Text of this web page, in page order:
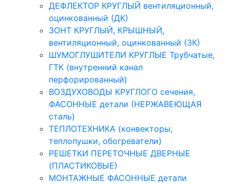
ДЕФЛЕКТОР КРУГЛЫЙ вентиляционный,
оцинкованный (ДК)
ЗОНТ КРУГЛЫЙ, КРЫШНЫЙ,
вентиляционный, оцинкованный (ЗК)
ШУМОГЛУШИТЕЛИ КРУГЛЫЕ Трубчатые,
ГТК (внутренний канал
перфорированный)
ВОЗДУХОВОДЫ КРУГЛОГО сечения,
ФАСОННЫЕ детали (НЕРЖАВЕЮЩАЯ
сталь)
ТЕПЛОТЕХНИКА (конвекторы,
теплопушки, обогреватели)
РЕШЕТКИ ПЕРЕТОЧНЫЕ ДВЕРНЫЕ
(ПЛАСТИКОВЫЕ)
МОНТАЖНЫЕ ФАСОННЫЕ детали